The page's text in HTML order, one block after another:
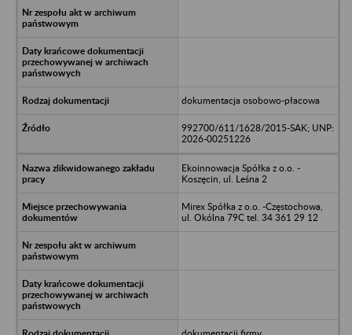
dokumentacja osobowo-płacowa
992700/611/1628/2015-SAK; UNP:
2026-00251226
Ekoinnowacja Spółka z o.o. -
Koszęcin, ul. Leśna 2
Mirex Spółka z o.o. -Częstochowa,
ul. Okólna 79C tel. 34 361 29 12